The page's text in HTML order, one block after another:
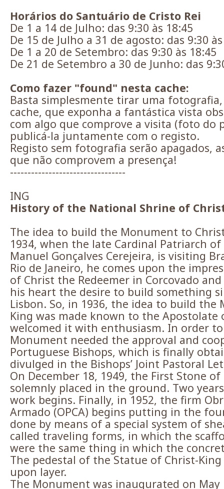
Horários do Santuário de Cristo Rei
De 1 a 14 de Julho: das 9:30 às 18:45
De 15 de Julho a 31 de agosto: das 9:30
De 1 a 20 de Setembro: das 9:30 às 18:45
De 21 de Setembro a 30 de Junho: das
Como fazer "found" nesta cache:
Basta simplesmente tirar uma
cache, que exponha a fantástica vista
com algo que comprove a visita (foto do
publicá-la juntamente com o registo.
Registo sem fotografia serão apagados,
que não comprovem a presença!
---------------------------------
ING
History of the National Shrine of
The idea to build the Monument to
1934, when the late Cardinal Patriarch of
Manuel Gonçalves Cerejeira, is visiting
Rio de Janeiro, he comes upon the
of Christ the Redeemer in Corcovado
his heart the desire to build something
Lisbon. So, in 1936, the idea to build
King was made known to the Apostolate
welcomed it with enthusiasm. In order
Monument needed the approval and
Portuguese Bishops, which is finally
divulged in the Bishops’ Joint Pastoral
On December 18, 1949, the First Stone
solemnly placed in the ground. Two
work begins. Finally, in 1952, the firm
Armado (OPCA) begins putting in the
done by means of a special system of
called traveling forms, in which the
were the same thing in which the
The pedestal of the Statue of Christ-
upon layer.
The Monument was inaugurated on May